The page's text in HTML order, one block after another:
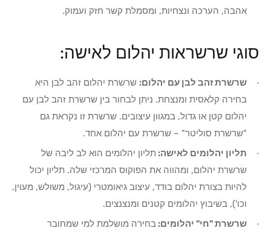
אהבה, הערכה ונצחיות, ומסמלת קשר חזק ועמוק.
סוגי שרשראות יהלום לאישה:
שרשרת זהב לבן עם יהלום: שרשרת יהלום זהב לבן היא
בחירה קלאסית ומנצחת. ניתן לבחור בין שרשרת זהב לבן עם
יהלום קטן או גדול, במגוון עיצובים. שרשרת זו נקראת גם
"שרשרת סוליטר" – שרשרת עם יהלום אחד.
תליון יהלומים לאישה: תליון יהלומים הוא לב ליבה של
שרשרת יהלום, ומהווה את הפוקוס המרכזי שלה. תליון יכול
להיות בצורת יהלום בודד, עיצוב גיאומטרי (עיגול, משולש, מעוין,
וכו'), בשיבוץ יהלומים קטנים ומנצנצים.
שרשרת "חי" יהלומים: בחירה מושלמת למי שמחובר